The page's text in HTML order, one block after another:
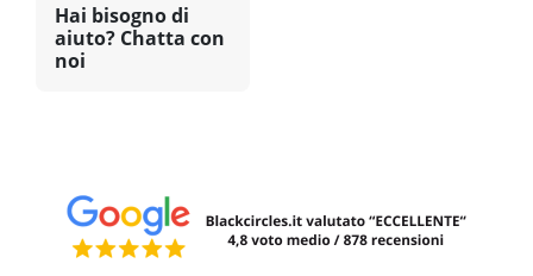
Hai bisogno di
aiuto? Chatta con
noi